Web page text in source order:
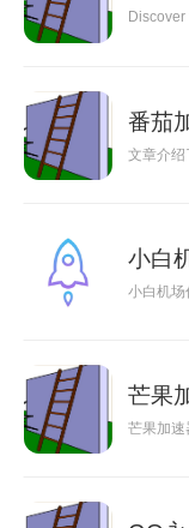
番茄
文章介绍
小白
小白机场
芒果
芒果加速